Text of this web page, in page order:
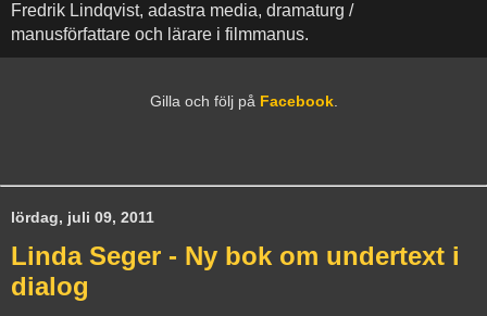
Fredrik Lindqvist, adastra media, dramaturg /
manusförfattare och lärare i filmmanus.
Gilla och följ på Facebook.
lördag, juli 09, 2011
Linda Seger - Ny bok om undertext i
dialog